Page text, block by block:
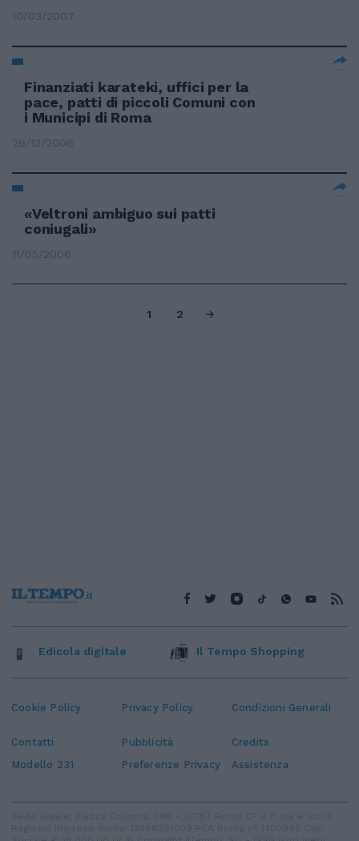
10/03/2007
Finanziati karateki, uffici per la
pace, patti di piccoli Comuni con
i Municipi di Roma
26/12/2006
«Veltroni ambiguo sui patti
coniugali»
11/05/2006
1 2
Cookie Policy Privacy Policy Condizioni Generali
Contatti Pubblicità
Credits
Modello 231
Preferenze Privacy Assistenza
Edicola digitale Il Tempo Shopping